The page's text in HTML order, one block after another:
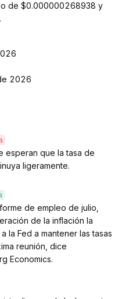
de $0.000000268938 y
2026
esperan que la tasa de
ligeramente.
de empleo de julio,
de la inflación la
la Fed a mantener las tasas
reunión, dice
Economics.